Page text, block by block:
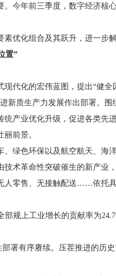
今年前三季度，数字经济核
优化组合及其跃升，进一步
置”
代化的宏伟蓝图，提出“健全
新质生产力发展作出部署。
产业优化升级，促进各类先
前景。
绿色环保以及航空航天、海
革命性突破催生的新产业
人零售、无接触配送……依托
规上工业增长的贡献率为
署有序赓续。压茬推进的历